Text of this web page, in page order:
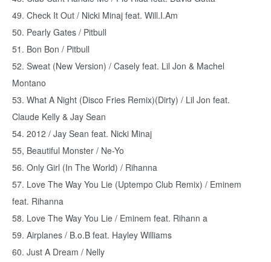
49. Check It Out / Nicki Minaj feat. Will.I.Am
50. Pearly Gates / Pitbull
51. Bon Bon / Pitbull
52. Sweat (New Version) / Casely feat. Lil Jon & Machel
Montano
53. What A Night (Disco Fries Remix)(Dirty) / Lil Jon feat.
Claude Kelly & Jay Sean
54. 2012 / Jay Sean feat. Nicki Minaj
55, Beautiful Monster / Ne-Yo
56. Only Girl (In The World) / Rihanna
57. Love The Way You Lie (Uptempo Club Remix) / Eminem
feat. Rihanna
58. Love The Way You Lie / Eminem feat. Rihann a
59. Airplanes / B.o.B feat. Hayley Williams
60. Just A Dream / Nelly